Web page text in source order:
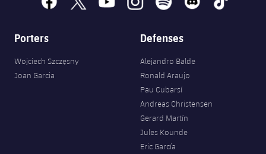
Porters
Wojciech Szczęsny
Joan Garcia
Defenses
Alejandro Balde
Ronald Araujo
Pau Cubarsí
Andreas Christensen
Gerard Martín
Jules Kounde
Eric García